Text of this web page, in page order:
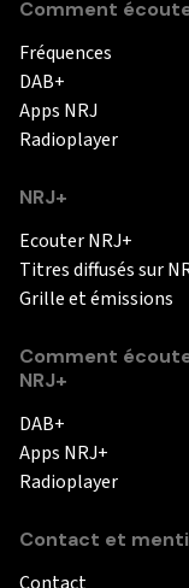
Comment
Fréquences
DAB+
Apps NRJ
Radioplayer
NRJ+
Ecouter NRJ+
Titres diffusés sur
Grille et émissions
Comment
NRJ+
DAB+
Apps NRJ+
Radioplayer
Contact et